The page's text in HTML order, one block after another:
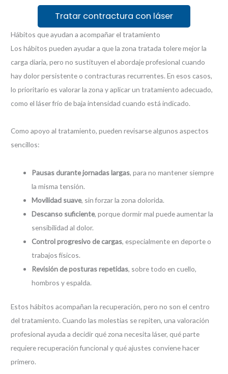
Tratar contractura con láser
Hábitos que ayudan a acompañar el tratamiento
Los hábitos pueden ayudar a que la zona tratada tolere mejor la
carga diaria, pero no sustituyen el abordaje profesional cuando
hay dolor persistente o contracturas recurrentes. En esos casos,
lo prioritario es valorar la zona y aplicar un tratamiento adecuado,
como el láser frío de baja intensidad cuando está indicado.
Como apoyo al tratamiento, pueden revisarse algunos aspectos
sencillos:
Pausas durante jornadas largas, para no mantener siempre
la misma tensión.
Movilidad suave, sin forzar la zona dolorida.
Descanso suficiente, porque dormir mal puede aumentar la
sensibilidad al dolor.
Control progresivo de cargas, especialmente en deporte o
trabajos físicos.
Revisión de posturas repetidas, sobre todo en cuello,
hombros y espalda.
Estos hábitos acompañan la recuperación, pero no son el centro
del tratamiento. Cuando las molestias se repiten, una valoración
profesional ayuda a decidir qué zona necesita láser, qué parte
requiere recuperación funcional y qué ajustes conviene hacer
primero.